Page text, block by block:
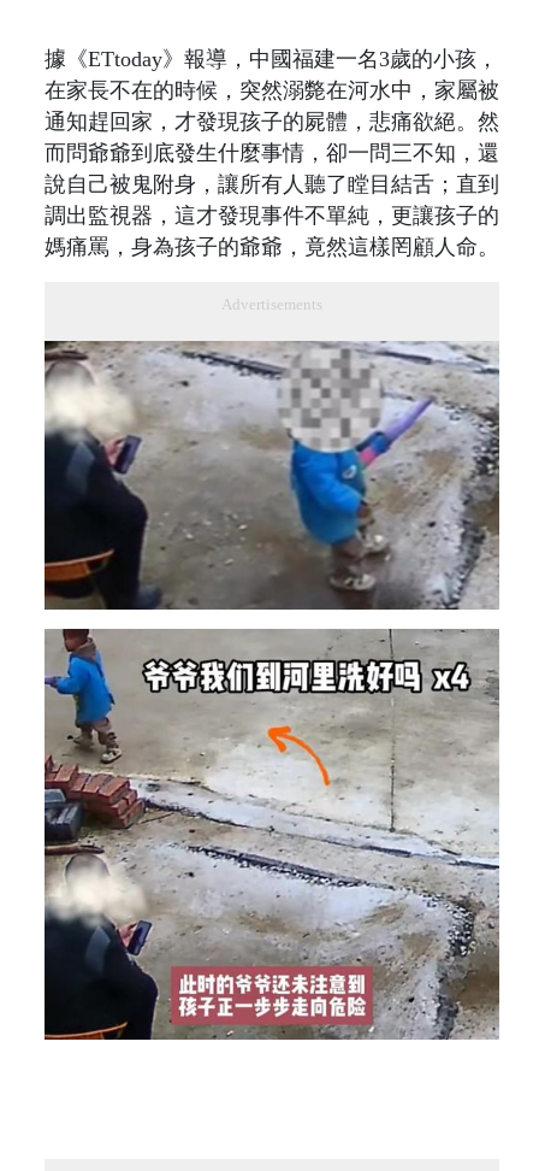
據《ETtoday》報導，中國福建一名3歲的小孩，
在家長不在的時候，突然溺斃在河水中，家屬被
通知趕回家，才發現孩子的屍體，悲痛欲絕。然
而問爺爺到底發生什麼事情，卻一問三不知，還
說自己被鬼附身，讓所有人聽了瞠目結舌；直到
調出監視器，這才發現事件不單純，更讓孩子的
媽痛罵，身為孩子的爺爺，竟然這樣罔顧人命。
Advertisements